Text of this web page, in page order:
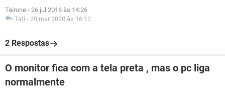
Tairone - 26 jul 2016 às 14:26
Tati - 20 mar 2020 às 16:12
2 Respostas
O monitor fica com a tela preta , mas o pc liga
normalmente